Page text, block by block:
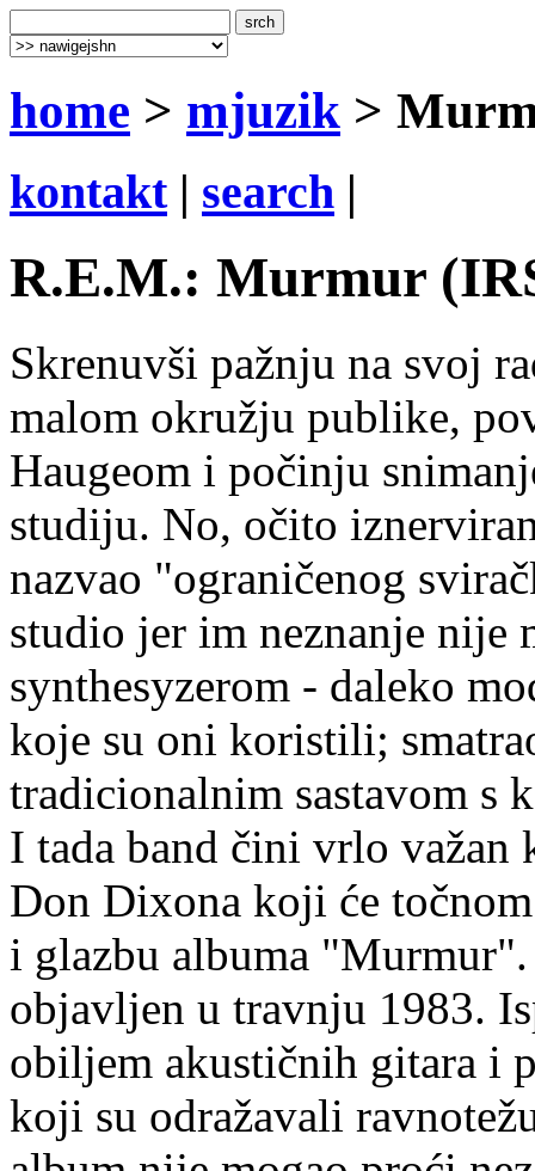
home > mjuzik >
kontakt| search |
R.E.M.: Murmur
Skrenuvši pažnju na svoj
malom okružju publike,
Haugeom i počinju
studiju. No, očito
nazvao "ograničenog
studio jer im neznanje nije
synthesyzerom - daleko
koje su oni koristili;
tradicionalnim sastavom s
I tada band čini vrlo važan
Don Dixona koji će
i glazbu albuma
objavljen u travnju 1983.
obiljem akustičnih gitara i
koji su odražavali